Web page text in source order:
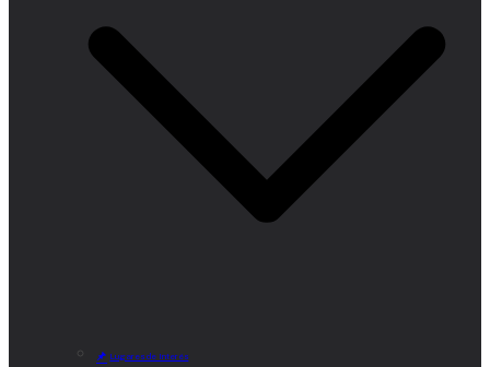
Lugares de Interés